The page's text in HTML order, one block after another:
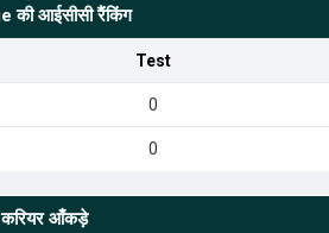
की आईसीसी रैंकिंग
Test
0
0
आँकड़े